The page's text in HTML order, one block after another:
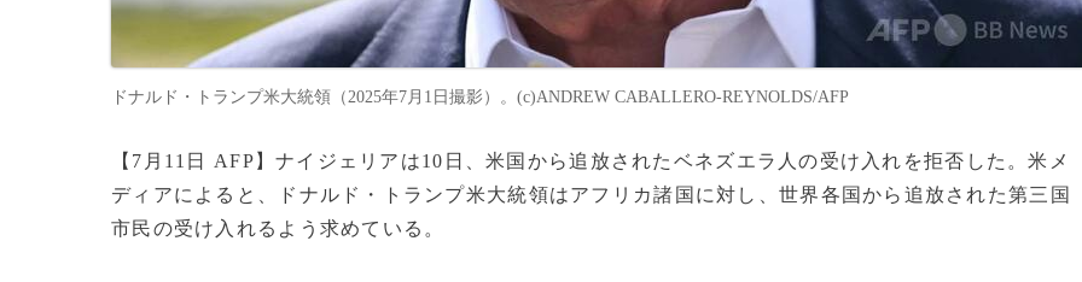
ドナルド・トランプ米大統領（2025年7月1日撮影）。(c)ANDREW CABALLERO-REYNOLDS/AFP
【7月11日 AFP】ナイジェリアは10日、米国から追放されたベネズエラ人の受け入れを拒否した。米メ
ディアによると、ドナルド・トランプ米大統領はアフリカ諸国に対し、世界各国から追放された第三国
市民の受け入れるよう求めている。